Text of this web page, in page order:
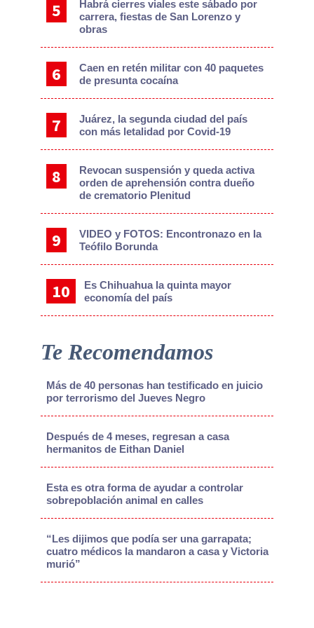
Habrá cierres viales este sábado por
carrera, fiestas de San Lorenzo y
obras
Caen en retén militar con 40 paquetes
de presunta cocaína
Juárez, la segunda ciudad del país
con más letalidad por Covid-19
Revocan suspensión y queda activa
orden de aprehensión contra dueño
de crematorio Plenitud
VIDEO y FOTOS: Encontronazo en la
Teófilo Borunda
Es Chihuahua la quinta mayor
economía del país
Te Recomendamos
Más de 40 personas han testificado en juicio
por terrorismo del Jueves Negro
Después de 4 meses, regresan a casa
hermanitos de Eithan Daniel
Esta es otra forma de ayudar a controlar
sobrepoblación animal en calles
“Les dijimos que podía ser una garrapata;
cuatro médicos la mandaron a casa y Victoria
murió”